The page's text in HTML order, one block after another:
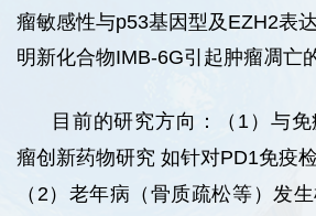
瘤敏感性与p53基因型及EZH2表
明新化合物IMB-6G引起肿瘤凋亡
目前的研究方向：（1）与
瘤创新药物研究 如针对PD1免疫
（2）老年病（骨质疏松等）发